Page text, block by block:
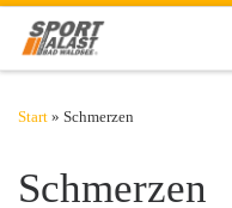
Zum Inhalt springen
Start » Schmerzen
Schmerzen